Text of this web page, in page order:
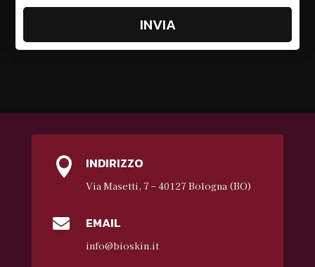
INVIA
 INDIRIZZO
Via Masetti, 7 – 40127 Bologna (BO)
 EMAIL
info@bioskin.it